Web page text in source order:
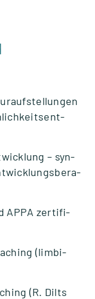
– syn­­­
APPA zer­ti­fi­
(lim­bi­
(R. Dilts